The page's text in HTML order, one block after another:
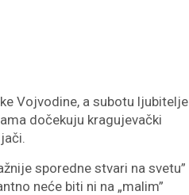
Vojvodine, a subotu ljubitelje
dočekuju kragujevački
sporedne stvari na svetu”
neće biti ni na „malim”